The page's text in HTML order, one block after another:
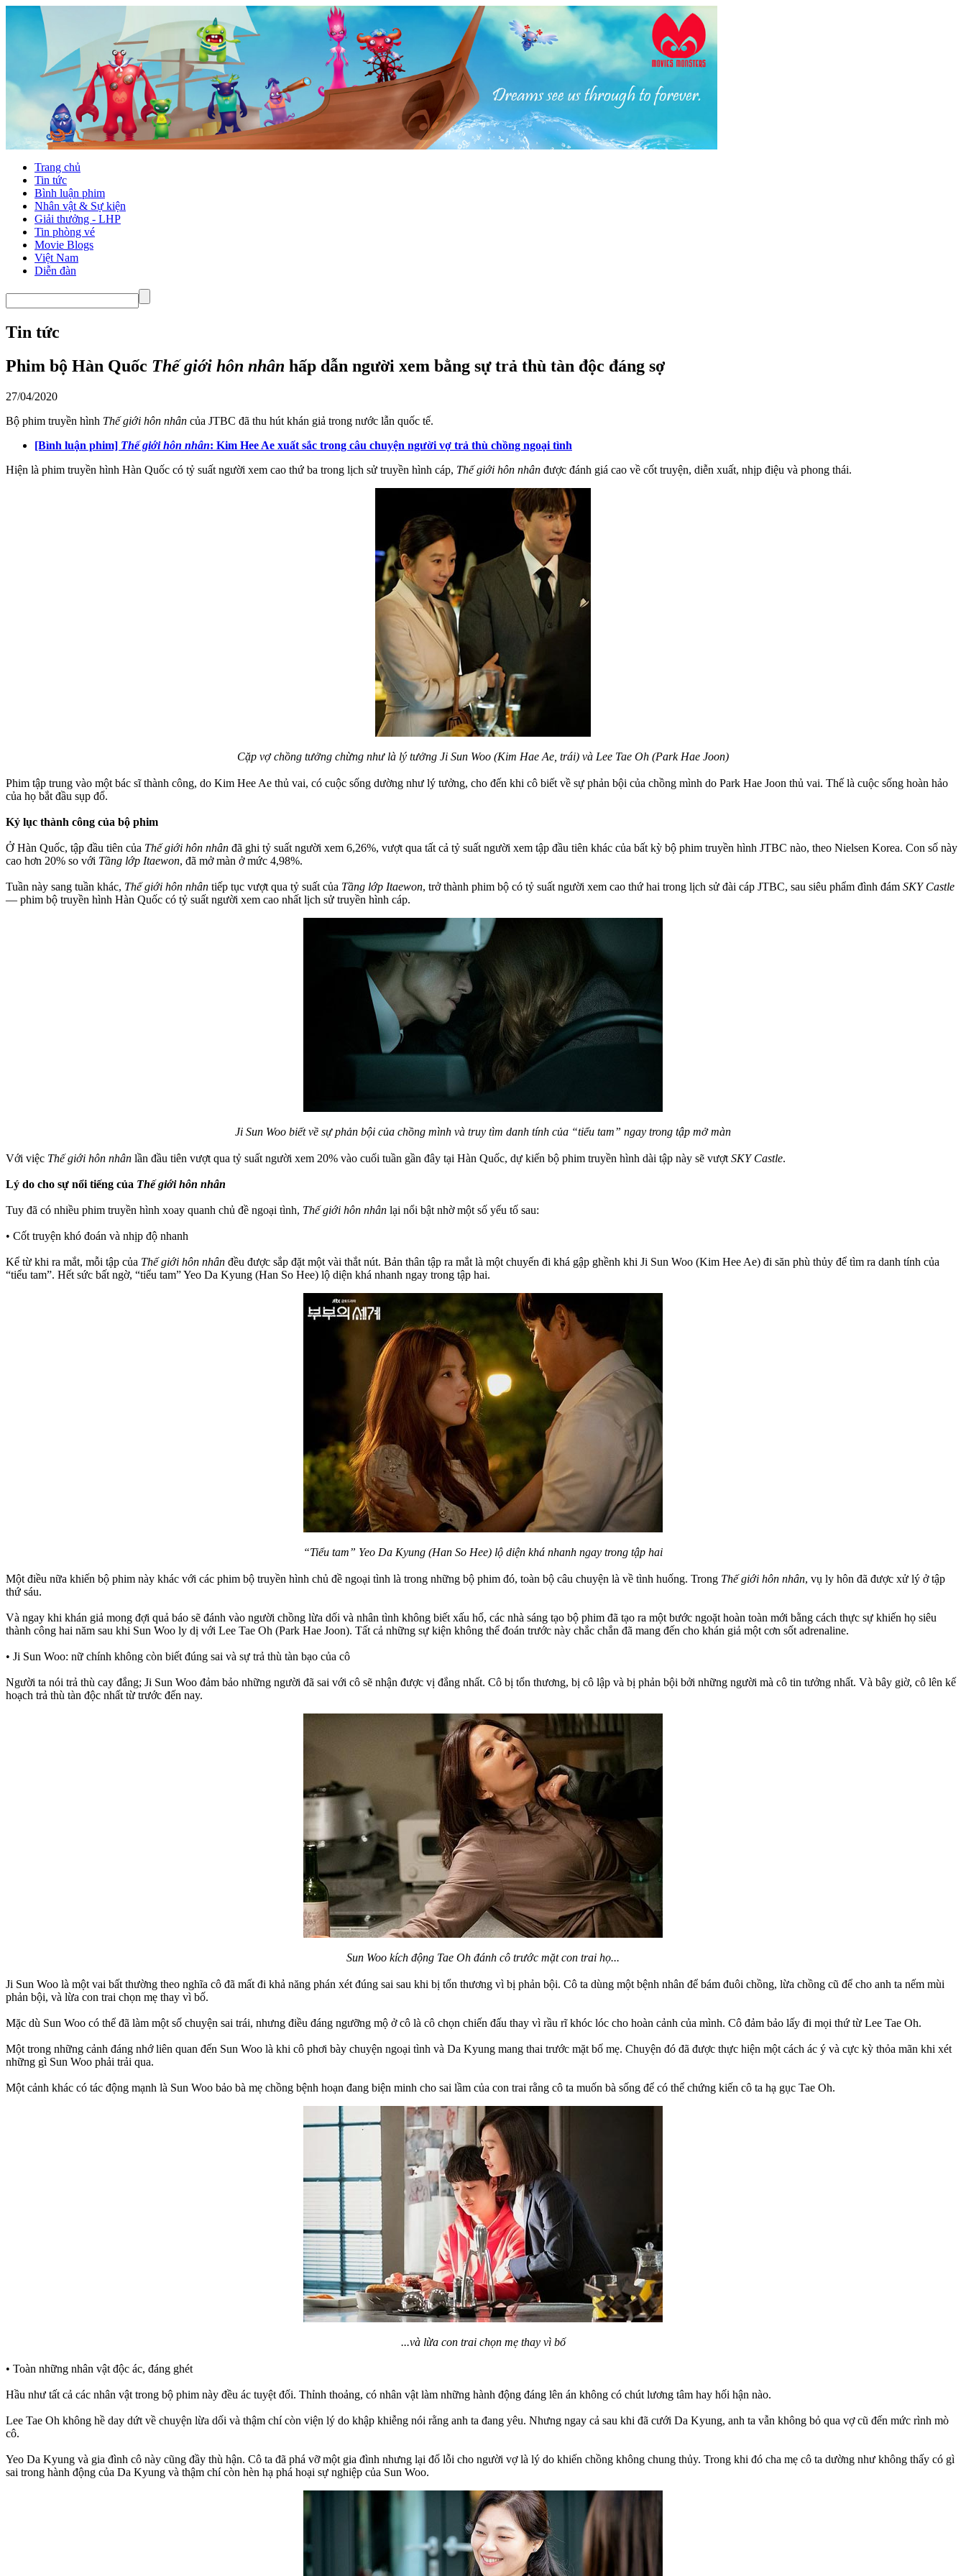
Trang chủ
Tin tức
Bình luận phim
Nhân vật & Sự kiện
Giải thưởng - LHP
Tin phòng vé
Movie Blogs
Việt Nam
Diễn đàn
Tin tức
Phim bộ Hàn Quốc Thế giới hôn nhân hấp dẫn người xem bằng sự trả thù tàn độc đáng sợ
27/04/2020
Bộ phim truyền hình Thế giới hôn nhân của JTBC đã thu hút khán giả trong nước lẫn quốc tế.
[Bình luận phim] Thế giới hôn nhân: Kim Hee Ae xuất sắc trong câu chuyện người vợ trả thù chồng ngoại tình
Hiện là phim truyền hình Hàn Quốc có tỷ suất người xem cao thứ ba trong lịch sử truyền hình cáp, Thế giới hôn nhân được đánh giá cao về cốt truyện, diễn xuất, nhịp điệu và phong thái.
Cặp vợ chồng tưởng chừng như là lý tưởng Ji Sun Woo (Kim Hae Ae, trái) và Lee Tae Oh (Park Hae Joon)
Phim tập trung vào một bác sĩ thành công, do Kim Hee Ae thủ vai, có cuộc sống dường như lý tưởng, cho đến khi cô biết về sự phản bội của chồng mình do Park Hae Joon thủ vai. Thế là cuộc sống hoàn hảo
của họ bắt đầu sụp đổ.
Kỷ lục thành công của bộ phim
Ở Hàn Quốc, tập đầu tiên của Thế giới hôn nhân đã ghi tỷ suất người xem 6,26%, vượt qua tất cả tỷ suất người xem tập đầu tiên khác của bất kỳ bộ phim truyền hình JTBC nào, theo Nielsen Korea. Con số này
cao hơn 20% so với Tầng lớp Itaewon, đã mở màn ở mức 4,98%.
Tuần này sang tuần khác, Thế giới hôn nhân tiếp tục vượt qua tỷ suất của Tầng lớp Itaewon, trở thành phim bộ có tỷ suất người xem cao thứ hai trong lịch sử đài cáp JTBC, sau siêu phẩm đình đám SKY Castle
— phim bộ truyền hình Hàn Quốc có tỷ suất người xem cao nhất lịch sử truyền hình cáp.
Ji Sun Woo biết về sự phản bội của chồng mình và truy tìm danh tính của “tiểu tam” ngay trong tập mở màn
Với việc Thế giới hôn nhân lần đầu tiên vượt qua tỷ suất người xem 20% vào cuối tuần gần đây tại Hàn Quốc, dự kiến bộ phim truyền hình dài tập này sẽ vượt SKY Castle.
Lý do cho sự nổi tiếng của Thế giới hôn nhân
Tuy đã có nhiều phim truyền hình xoay quanh chủ đề ngoại tình, Thế giới hôn nhân lại nổi bật nhờ một số yếu tố sau:
• Cốt truyện khó đoán và nhịp độ nhanh
Kể từ khi ra mắt, mỗi tập của Thế giới hôn nhân đều được sắp đặt một vài thắt nút. Bản thân tập ra mắt là một chuyến đi khá gập ghềnh khi Ji Sun Woo (Kim Hee Ae) đi săn phù thủy để tìm ra danh tính của
“tiểu tam”. Hết sức bất ngờ, “tiểu tam” Yeo Da Kyung (Han So Hee) lộ diện khá nhanh ngay trong tập hai.
“Tiểu tam” Yeo Da Kyung (Han So Hee) lộ diện khá nhanh ngay trong tập hai
Một điều nữa khiến bộ phim này khác với các phim bộ truyền hình chủ đề ngoại tình là trong những bộ phim đó, toàn bộ câu chuyện là về tình huống. Trong Thế giới hôn nhân, vụ ly hôn đã được xử lý ở tập
thứ sáu.
Và ngay khi khán giả mong đợi quả báo sẽ đánh vào người chồng lừa dối và nhân tình không biết xấu hổ, các nhà sáng tạo bộ phim đã tạo ra một bước ngoặt hoàn toàn mới bằng cách thực sự khiến họ siêu
thành công hai năm sau khi Sun Woo ly dị với Lee Tae Oh (Park Hae Joon). Tất cả những sự kiện không thể đoán trước này chắc chắn đã mang đến cho khán giả một cơn sốt adrenaline.
• Ji Sun Woo: nữ chính không còn biết đúng sai và sự trả thù tàn bạo của cô
Người ta nói trả thù cay đắng; Ji Sun Woo đảm bảo những người đã sai với cô sẽ nhận được vị đắng nhất. Cô bị tổn thương, bị cô lập và bị phản bội bởi những người mà cô tin tưởng nhất. Và bây giờ, cô lên kế
hoạch trả thù tàn độc nhất từ trước đến nay.
Sun Woo kích động Tae Oh đánh cô trước mặt con trai họ...
Ji Sun Woo là một vai bất thường theo nghĩa cô đã mất đi khả năng phán xét đúng sai sau khi bị tổn thương vì bị phản bội. Cô ta dùng một bệnh nhân để bám đuôi chồng, lừa chồng cũ để cho anh ta nếm mùi
phản bội, và lừa con trai chọn mẹ thay vì bố.
Mặc dù Sun Woo có thể đã làm một số chuyện sai trái, nhưng điều đáng ngưỡng mộ ở cô là cô chọn chiến đấu thay vì rầu rĩ khóc lóc cho hoàn cảnh của mình. Cô đảm bảo lấy đi mọi thứ từ Lee Tae Oh.
Một trong những cảnh đáng nhớ liên quan đến Sun Woo là khi cô phơi bày chuyện ngoại tình và Da Kyung mang thai trước mặt bố mẹ. Chuyện đó đã được thực hiện một cách ác ý và cực kỳ thỏa mãn khi xét
những gì Sun Woo phải trải qua.
Một cảnh khác có tác động mạnh là Sun Woo bảo bà mẹ chồng bệnh hoạn đang biện minh cho sai lầm của con trai rằng cô ta muốn bà sống để có thể chứng kiến cô ta hạ gục Tae Oh.
...và lừa con trai chọn mẹ thay vì bố
• Toàn những nhân vật độc ác, đáng ghét
Hầu như tất cả các nhân vật trong bộ phim này đều ác tuyệt đối. Thỉnh thoảng, có nhân vật làm những hành động đáng lên án không có chút lương tâm hay hối hận nào.
Lee Tae Oh không hề day dứt về chuyện lừa dối và thậm chí còn viện lý do khập khiễng nói rằng anh ta đang yêu. Nhưng ngay cả sau khi đã cưới Da Kyung, anh ta vẫn không bỏ qua vợ cũ đến mức rình mò
cô.
Yeo Da Kyung và gia đình cô này cũng đầy thù hận. Cô ta đã phá vỡ một gia đình nhưng lại đổ lỗi cho người vợ là lý do khiến chồng không chung thủy. Trong khi đó cha mẹ cô ta dường như không thấy có gì
sai trong hành động của Da Kyung và thậm chí còn hèn hạ phá hoại sự nghiệp của Sun Woo.